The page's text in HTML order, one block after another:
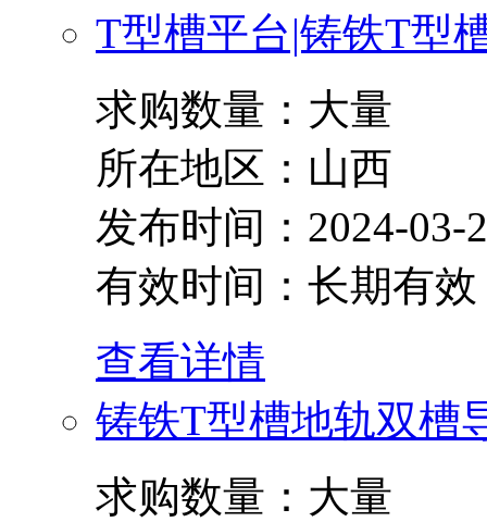
T型槽平台|铸铁T型
求购数量：大量
所在地区：山西
发布时间：2024-03-
有效时间：长期有效
查看详情
铸铁T型槽地轨双槽
求购数量：大量